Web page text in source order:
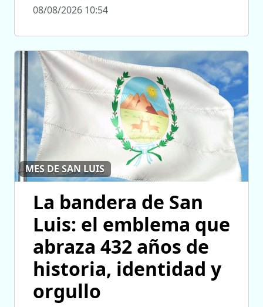
08/08/2026 10:54
MES DE SAN LUIS
La bandera de San
Luis: el emblema que
abraza 432 años de
historia, identidad y
orgullo